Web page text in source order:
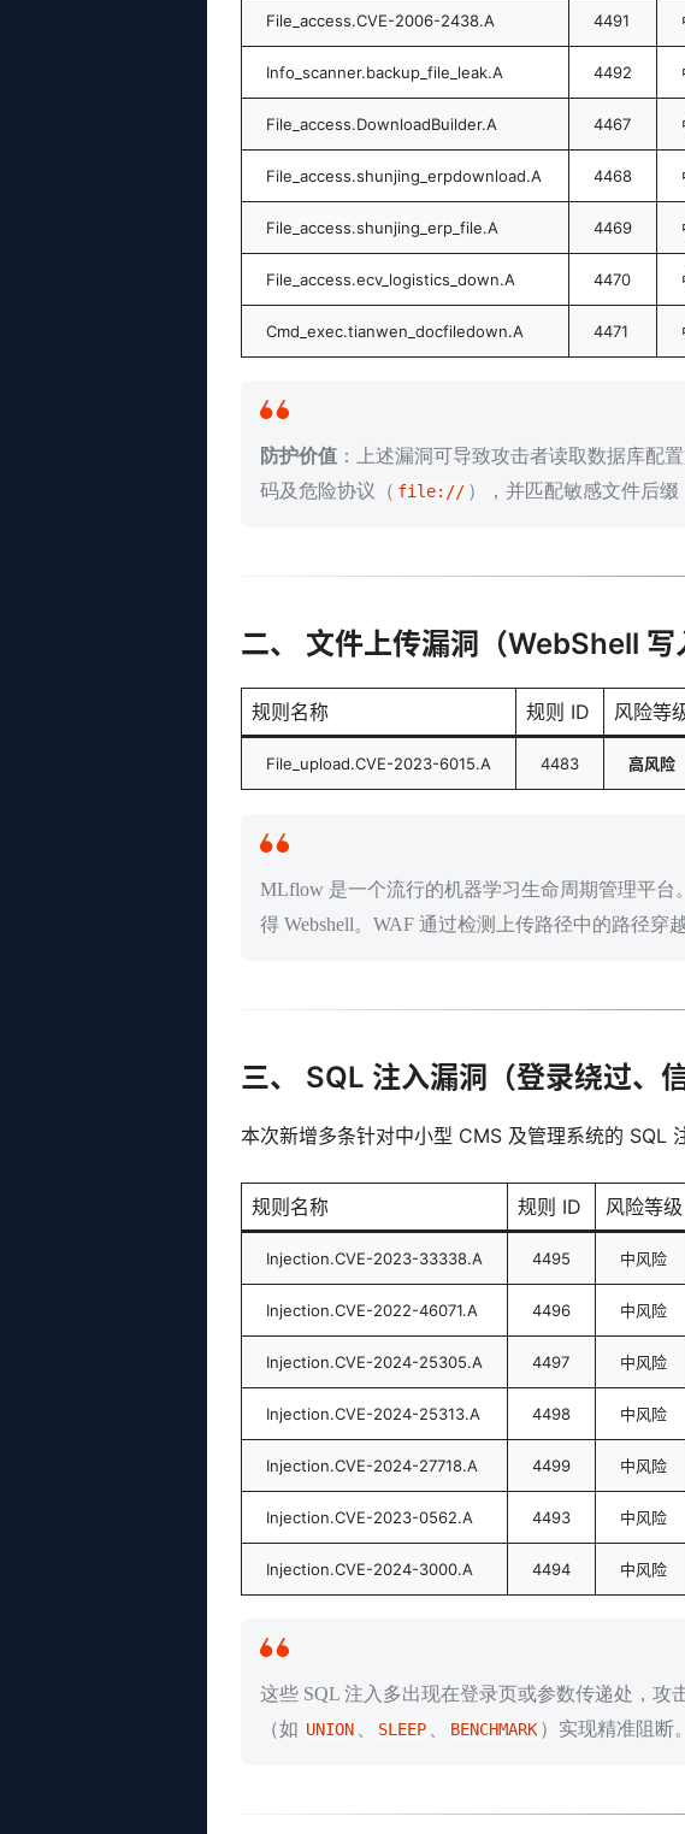
File_access.CVE-2006-2438.A 4491
Info_scanner.backup_file_leak.A 4492
File_access.DownloadBuilder.A 4467
File_access.shunjing_erpdownload.A 4468
File_access.shunjing_erp_file.A 4469
File_access.ecv_logistics_down.A 4470
Cmd_exec.tianwen_docfiledown.A 4471
防护价值 ：上述漏洞可导致攻击者读取数据库配
码及危险协议（ file:// ），并匹配敏感文件后缀
二、 文件上传漏洞（WebShell 写
规则名称 规则 ID 风险等
File_upload.CVE-2023-6015.A 4483 高风险
MLflow 是一个流行的机器学习生命周期管理平台
得 Webshell。WAF 通过检测上传路径中的路径穿
三、 SQL 注入漏洞（登录绕过、信
本次新增多条针对中小型 CMS 及管理系统的 SQL
规则名称 规则 ID 风险等级
Injection.CVE-2023-33338.A 4495 中风险
Injection.CVE-2022-46071.A 4496 中风险
Injection.CVE-2024-25305.A 4497 中风险
Injection.CVE-2024-25313.A 4498 中风险
Injection.CVE-2024-27718.A 4499 中风险
Injection.CVE-2023-0562.A 4493 中风险
Injection.CVE-2024-3000.A 4494 中风险
这些 SQL 注入多出现在登录页或参数传递处，
（如 UNION SLEEP BENCHMARK ）实现精准阻断。